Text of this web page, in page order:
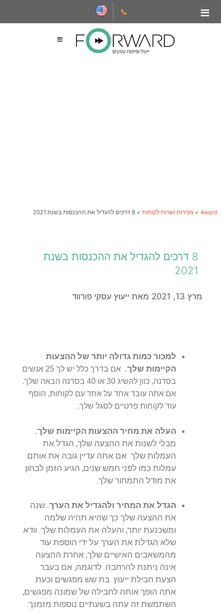
📞
4ward
> מכירות ושרות לקוחות > 8 דרכים להגדיל את ההכנסות בשנת 2021
8 דרכים להגדיל את ההכנסות בשנת
2021
מרץ 13, 2021 מאת ייעוץ עסקי פורווד
למכור כמות גדולה יותר של ההצעות
הקיימות שלך.
אם בדרך כלל יש לך 25 אנשים
בסדנה, כוון להשיג 30 או 40 בסדנה הבאה שלך.
אם אתה עובד אחד על אחד עם לקוחות, הוסף
עוד לקוחות פרטיים לסגל שלך.
העלה את מחיר ההצעות הקיימות שלך.
מבלי לשנות את ההצעה שלך, הגדל את
העמלות שלך. אם אתה עדיין גובה את אותם
עמלות כמו לפני חמש שנים, הגיע הזמן לבחון
את מודל התמחור שלך.
הגדל את המחיר ולהגדיל את הערך. שנה
את ההצעה שלך כך שהיא תהיה שלמה
ומשכנעת יותר, והעלה את העמלות שלך. וודא
שלא הגדלת את הערך על ידי הוספת עוד
מהמשאבים האישיים שלך, אחרת ההצעה
אינה ניתנת להרחבה. לדוגמה, אם בעבר
הצעת חבילת ייעוץ בת שש מפגשים וכעת
אתה הופך אותה לחבילה של שמונה מפגשים,
השתמשת זה עתה בשעתיים נוספות מזמנך.